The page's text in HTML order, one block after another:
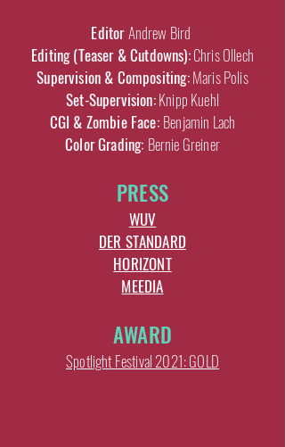
EditorAndrew Bird
Editing (Teaser & Cutdowns):Chris Ollech
Supervision & Compositing:Maris Polis
Set-Supervision:Knipp Kuehl
CGI & Zombie Face: Benjamin Lach
Color Grading: Bernie Greiner
PRESS
WUV
DER STANDARD
HORIZONT
MEEDIA
AWARD
Spotlight Festival 2021: GOLD